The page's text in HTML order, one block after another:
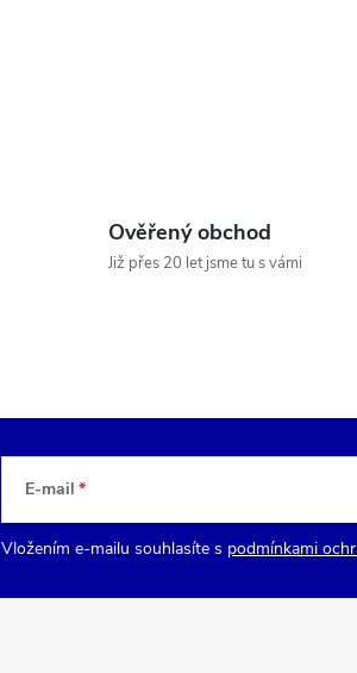
Ověřený obchod
Již přes 20 let jsme tu s vámi
E-mail
Vložením e-mailu souhlasíte s podmínkami